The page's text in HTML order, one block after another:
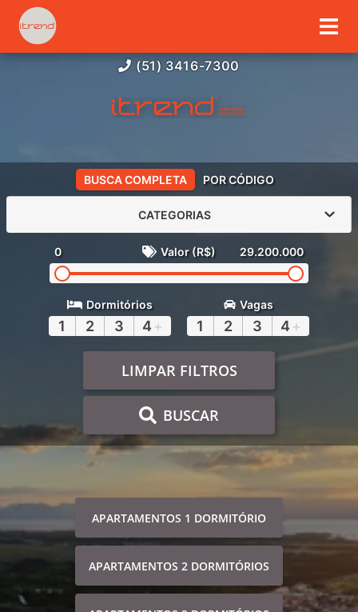
(51) 3416-7300
BUSCA COMPLETA POR CÓDIGO
CATEGORIAS
0 Valor (R$) 29.200.000
Dormitórios
1 2 3 4 +
Vagas
1 2 3 4 +
LIMPAR FILTROS
BUSCAR
APARTAMENTOS 1 DORMITÓRIO
APARTAMENTOS 2 DORMITÓRIOS